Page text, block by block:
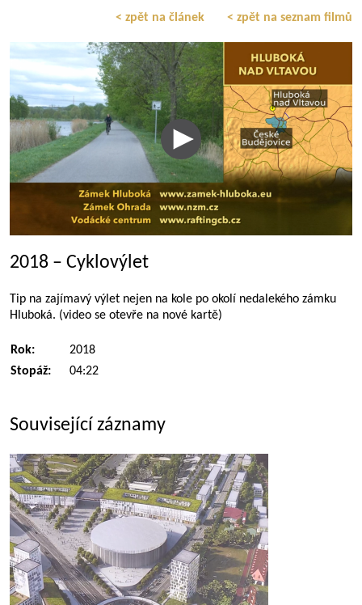
< zpět na článek < zpět na seznam filmů
2018 – Cyklovýlet
Tip na zajímavý výlet nejen na kole po okolí nedalekého zámku
Hluboká. (video se otevře na nové kartě)
Rok:
2018
Stopáž:
04:22
Související záznamy